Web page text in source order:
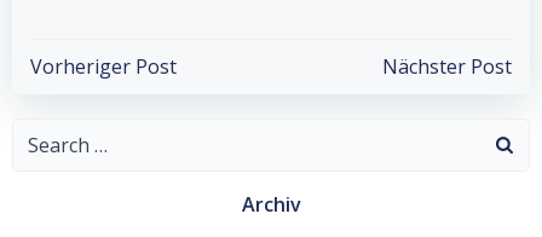
Post
navigation
Vorheriger Post
navigation
Nächster Post
Search
Archiv